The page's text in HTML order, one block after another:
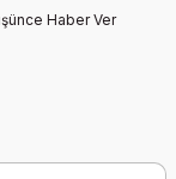
Haber Ver